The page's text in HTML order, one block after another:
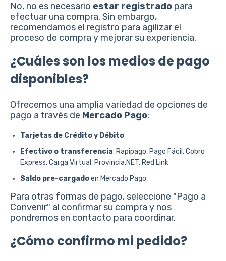
No, no es necesario estar registrado para
efectuar una compra. Sin embargo,
recomendamos el registro para agilizar el
proceso de compra y mejorar su experiencia.
¿Cuáles son los medios de pago
disponibles?
Ofrecemos una amplia variedad de opciones de
pago a través de Mercado Pago:
Tarjetas de Crédito y Débito
Efectivo o transferencia: Rapipago, Pago Fácil, Cobro
Express, Carga Virtual, Provincia.NET, Red Link
Saldo pre-cargadoen Mercado Pago
Para otras formas de pago, seleccione "Pago a
Convenir" al confirmar su compra y nos
pondremos en contacto para coordinar.
¿Cómo confirmo mi pedido?